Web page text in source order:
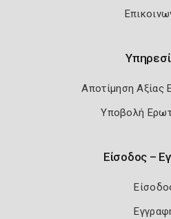
Αποτίμηση Αξίας
Υποβολή
Είσοδος –